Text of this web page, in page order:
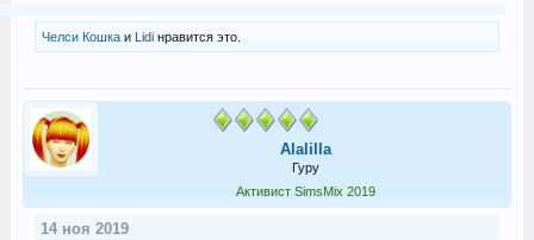
Челси Кошкаи Lidiнравится это.
Alalilla
Гуру
Активист SimsMix 2019
14 ноя 2019